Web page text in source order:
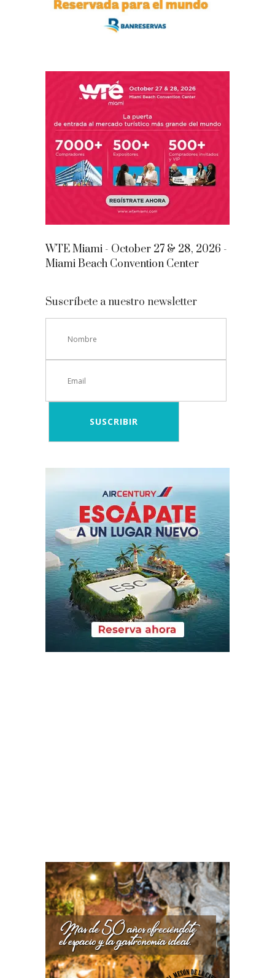
WTE Miami - October 27 & 28, 2026 -
Miami Beach Convention Center
Suscríbete a nuestro newsletter